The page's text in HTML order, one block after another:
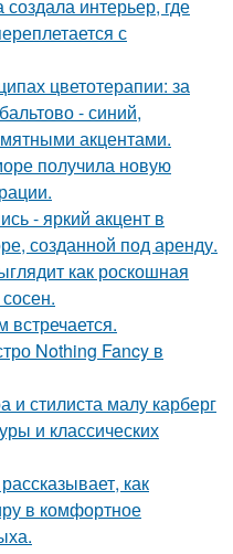
интерьер, где
с
цветотерапии: за
- синий,
акцентами.
получила новую
- яркий акцент в
созданной под аренду.
как роскошная
встречается.
Nothing Fancy в
и стилиста малу карберг
и классических
как
в комфортное